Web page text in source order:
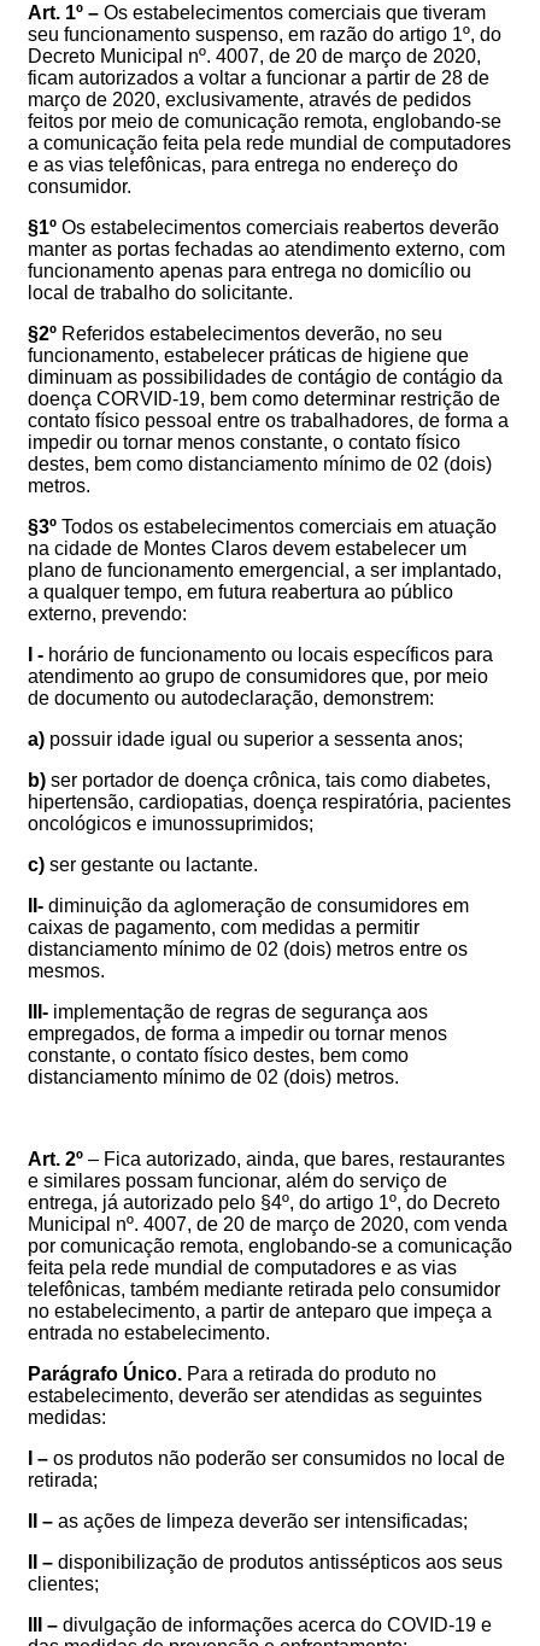
Art. 1º – Os estabelecimentos comerciais que tiveram
seu funcionamento suspenso, em razão do artigo 1º, do
Decreto Municipal nº. 4007, de 20 de março de 2020,
ficam autorizados a voltar a funcionar a partir de 28 de
março de 2020, exclusivamente, através de pedidos
feitos por meio de comunicação remota, englobando-se
a comunicação feita pela rede mundial de computadores
e as vias telefônicas, para entrega no endereço do
consumidor.
§1º Os estabelecimentos comerciais reabertos deverão
manter as portas fechadas ao atendimento externo, com
funcionamento apenas para entrega no domicílio ou
local de trabalho do solicitante.
§2º Referidos estabelecimentos deverão, no seu
funcionamento, estabelecer práticas de higiene que
diminuam as possibilidades de contágio de contágio da
doença CORVID-19, bem como determinar restrição de
contato físico pessoal entre os trabalhadores, de forma a
impedir ou tornar menos constante, o contato físico
destes, bem como distanciamento mínimo de 02 (dois)
metros.
§3º Todos os estabelecimentos comerciais em atuação
na cidade de Montes Claros devem estabelecer um
plano de funcionamento emergencial, a ser implantado,
a qualquer tempo, em futura reabertura ao público
externo, prevendo:
I - horário de funcionamento ou locais específicos para
atendimento ao grupo de consumidores que, por meio
de documento ou autodeclaração, demonstrem:
a) possuir idade igual ou superior a sessenta anos;
b) ser portador de doença crônica, tais como diabetes,
hipertensão, cardiopatias, doença respiratória, pacientes
oncológicos e imunossuprimidos;
c) ser gestante ou lactante.
II- diminuição da aglomeração de consumidores em
caixas de pagamento, com medidas a permitir
distanciamento mínimo de 02 (dois) metros entre os
mesmos.
III- implementação de regras de segurança aos
empregados, de forma a impedir ou tornar menos
constante, o contato físico destes, bem como
distanciamento mínimo de 02 (dois) metros.
Art. 2º – Fica autorizado, ainda, que bares, restaurantes
e similares possam funcionar, além do serviço de
entrega, já autorizado pelo §4º, do artigo 1º, do Decreto
Municipal nº. 4007, de 20 de março de 2020, com venda
por comunicação remota, englobando-se a comunicação
feita pela rede mundial de computadores e as vias
telefônicas, também mediante retirada pelo consumidor
no estabelecimento, a partir de anteparo que impeça a
entrada no estabelecimento.
Parágrafo Único. Para a retirada do produto no
estabelecimento, deverão ser atendidas as seguintes
medidas:
I – os produtos não poderão ser consumidos no local de
retirada;
II – as ações de limpeza deverão ser intensificadas;
II – disponibilização de produtos antissépticos aos seus
clientes;
III – divulgação de informações acerca do COVID-19 e